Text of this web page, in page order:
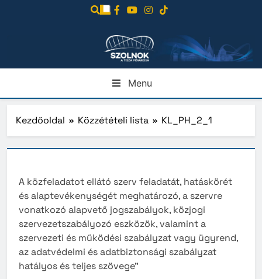
Menu
Kezdőoldal Közzétételi lista KL_PH_2_1
A közfeladatot ellátó szerv feladatát, hatáskörét
és alaptevékenységét meghatározó, a szervre
vonatkozó alapvető jogszabályok, közjogi
szervezetszabályozó eszközök, valamint a
szervezeti és működési szabályzat vagy ügyrend,
az adatvédelmi és adatbiztonsági szabályzat
hatályos és teljes szövege”